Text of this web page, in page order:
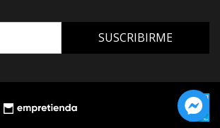
SUSCRIBIRME